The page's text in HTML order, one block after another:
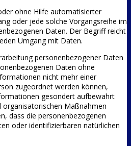
ohne Hilfe automatisierter
oder jede solche Vorgangsreihe im
Daten. Der Begriff reicht
Umgang mit Daten.
personenbezogener Daten
Daten ohne
nicht mehr einer
zugeordnet werden können,
gesondert aufbewahrt
organisatorischen Maßnahmen
dass die personenbezogenen
oder identifizierbaren natürlichen